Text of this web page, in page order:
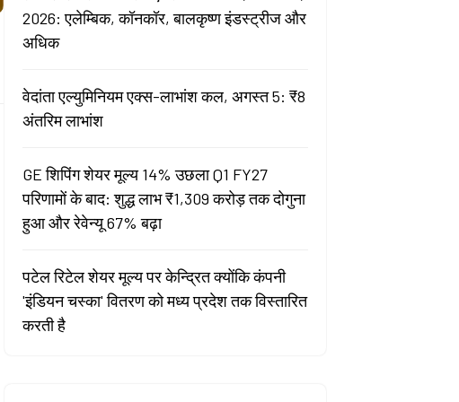
2026: एलेम्बिक, कॉनकॉर, बालकृष्ण इंडस्ट्रीज और
अधिक
वेदांता एल्युमिनियम एक्स-लाभांश कल, अगस्त 5: ₹8
अंतरिम लाभांश
GE शिपिंग शेयर मूल्य 14% उछला Q1 FY27
परिणामों के बाद: शुद्ध लाभ ₹1,309 करोड़ तक दोगुना
हुआ और रेवेन्यू 67% बढ़ा
पटेल रिटेल शेयर मूल्य पर केन्द्रित क्योंकि कंपनी
'इंडियन चस्का' वितरण को मध्य प्रदेश तक विस्तारित
करती है